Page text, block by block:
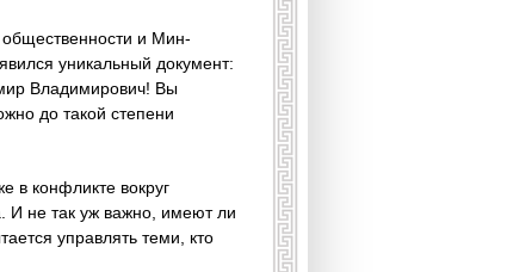
общественности и Мин­
уникальный документ:
Владимирович! Вы
до такой степени
в конфликте вокруг
И не так уж важно, имеют ли
управлять теми, кто